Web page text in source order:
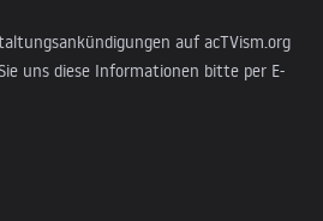
auf acTVism.org
uns diese Informationen bitte per E-